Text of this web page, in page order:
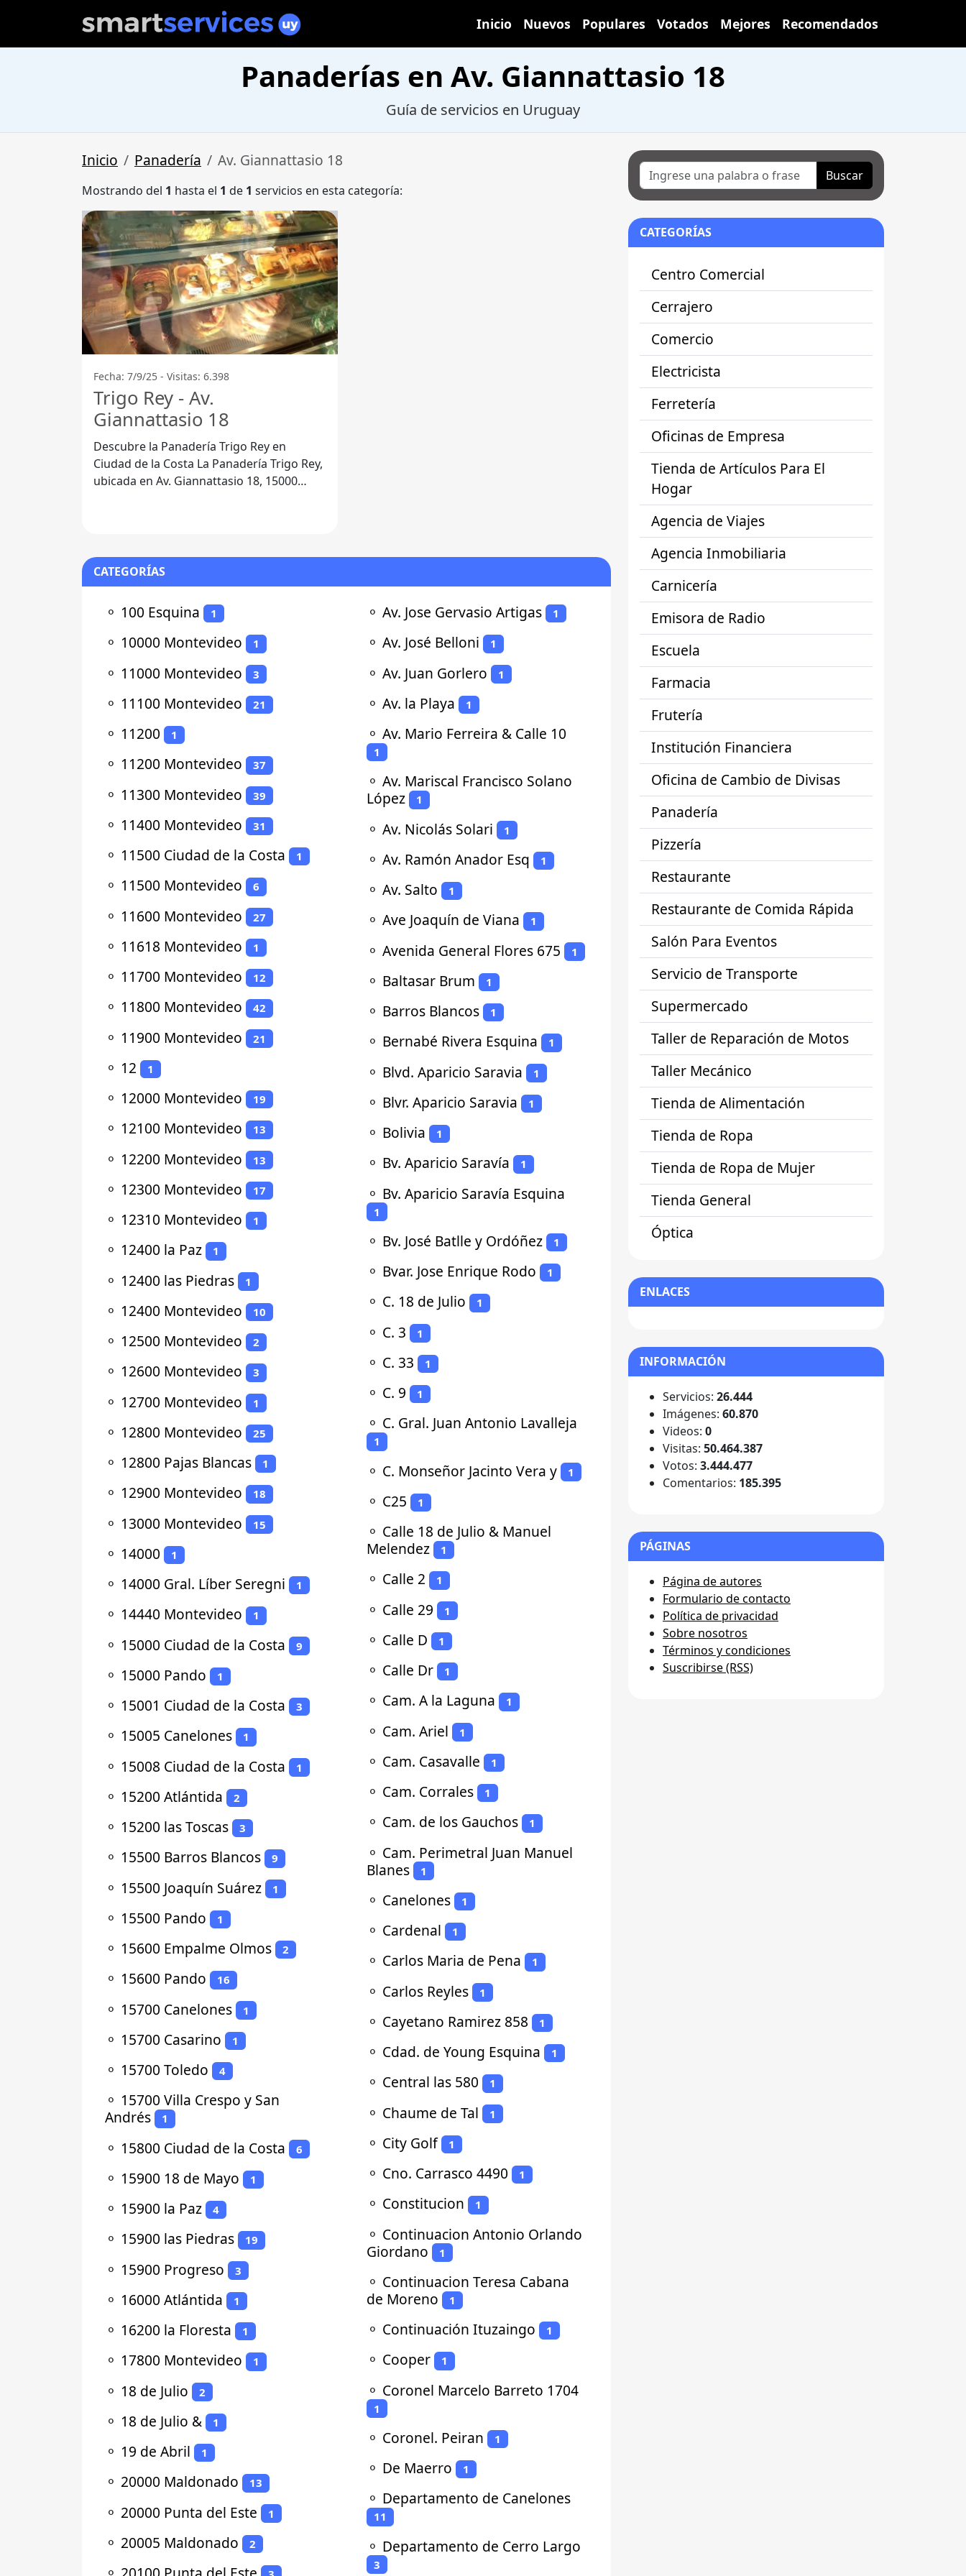
Inicio Nuevos Populares Votados Mejores Recomendados
Panaderías en Av. Giannattasio 18
Guía de servicios en Uruguay
Inicio Panadería Av. Giannattasio 18
Mostrando del 1 hasta el 1 de 1 servicios en esta categoría:
Fecha: 7/9/25 - Visitas: 6.398
Trigo Rey - Av.
Giannattasio 18
Descubre la Panadería Trigo Rey en
Ciudad de la Costa La Panadería Trigo Rey,
ubicada en Av. Giannattasio 18, 15000
CATEGORÍAS
⚬ 100 Esquina 1
⚬ 10000 Montevideo 1
⚬ 11000 Montevideo 3
⚬ 11100 Montevideo 21
⚬ 11200 1
⚬ 11200 Montevideo 37
⚬ 11300 Montevideo 39
⚬ 11400 Montevideo 31
⚬ 11500 Ciudad de la Costa 1
⚬ 11500 Montevideo 6
⚬ 11600 Montevideo 27
⚬ 11618 Montevideo 1
⚬ 11700 Montevideo 12
⚬ 11800 Montevideo 42
⚬ 11900 Montevideo 21
⚬ 12 1
⚬ 12000 Montevideo 19
⚬ 12100 Montevideo 13
⚬ 12200 Montevideo 13
⚬ 12300 Montevideo 17
⚬ 12310 Montevideo 1
⚬ 12400 la Paz 1
⚬ 12400 las Piedras 1
⚬ 12400 Montevideo 10
⚬ 12500 Montevideo 2
⚬ 12600 Montevideo 3
⚬ 12700 Montevideo 1
⚬ 12800 Montevideo 25
⚬ 12800 Pajas Blancas 1
⚬ 12900 Montevideo 18
⚬ 13000 Montevideo 15
⚬ 14000 1
⚬ 14000 Gral. Líber Seregni 1
⚬ 14440 Montevideo 1
⚬ 15000 Ciudad de la Costa 9
⚬ 15000 Pando 1
⚬ 15001 Ciudad de la Costa 3
⚬ 15005 Canelones 1
⚬ 15008 Ciudad de la Costa 1
⚬ 15200 Atlántida 2
⚬ 15200 las Toscas 3
⚬ 15500 Barros Blancos 9
⚬ 15500 Joaquín Suárez 1
⚬ 15500 Pando 1
⚬ 15600 Empalme Olmos 2
⚬ 15600 Pando 16
⚬ 15700 Canelones 1
⚬ 15700 Casarino 1
⚬ 15700 Toledo 4
⚬ 15700 Villa Crespo y San
Andrés
1
⚬ 15800 Ciudad de la Costa 6
⚬ 15900 18 de Mayo 1
⚬ 15900 la Paz 4
⚬ 15900 las Piedras 19
⚬ 15900 Progreso 3
⚬ 16000 Atlántida 1
⚬ 16200 la Floresta 1
⚬ 17800 Montevideo 1
⚬ 18 de Julio 2
⚬ 18 de Julio & 1
⚬ 19 de Abril 1
⚬ 20000 Maldonado 13
⚬ 20000 Punta del Este 1
⚬ 20005 Maldonado 2
⚬ Av. Jose Gervasio Artigas 1
⚬ Av. José Belloni 1
⚬ Av. Juan Gorlero 1
⚬ Av. la Playa 1
⚬ Av. Mario Ferreira & Calle 10
1
⚬ Av. Mariscal Francisco Solano
López
1
⚬ Av. Nicolás Solari 1
⚬ Av. Ramón Anador Esq 1
⚬ Av. Salto 1
⚬ Ave Joaquín de Viana 1
⚬ Avenida General Flores 675 1
⚬ Baltasar Brum 1
⚬ Barros Blancos 1
⚬ Bernabé Rivera Esquina 1
⚬ Blvd. Aparicio Saravia 1
⚬ Blvr. Aparicio Saravia 1
⚬ Bolivia 1
⚬ Bv. Aparicio Saravía 1
⚬ Bv. Aparicio Saravía Esquina
1
⚬ Bv. José Batlle y Ordóñez 1
⚬ Bvar. Jose Enrique Rodo 1
⚬ C. 18 de Julio 1
⚬ C. 3 1
⚬ C. 33 1
⚬ C. 9 1
⚬ C. Gral. Juan Antonio Lavalleja
1
⚬ C. Monseñor Jacinto Vera y 1
⚬ C25 1
⚬ Calle 18 de Julio & Manuel
Melendez
1
⚬ Calle 2 1
⚬ Calle 29 1
⚬ Calle D 1
⚬ Calle Dr 1
⚬ Cam. A la Laguna 1
⚬ Cam. Ariel 1
⚬ Cam. Casavalle 1
⚬ Cam. Corrales 1
⚬ Cam. de los Gauchos 1
⚬ Cam. Perimetral Juan Manuel
Blanes
1
⚬ Canelones 1
⚬ Cardenal 1
⚬ Carlos Maria de Pena 1
⚬ Carlos Reyles 1
⚬ Cayetano Ramirez 858 1
⚬ Cdad. de Young Esquina 1
⚬ Central las 580 1
⚬ Chaume de Tal 1
⚬ City Golf 1
⚬ Cno. Carrasco 4490 1
⚬ Constitucion 1
⚬ Continuacion Antonio Orlando
Giordano
1
⚬ Continuacion Teresa Cabana
de Moreno
1
⚬ Continuación Ituzaingo 1
⚬ Cooper 1
⚬ Coronel Marcelo Barreto 1704
1
⚬ Coronel. Peiran 1
⚬ De Maerro 1
⚬ Departamento de Canelones
11
⚬ Departamento de Cerro Largo
3
Buscar
CATEGORÍAS
Centro Comercial
Cerrajero
Comercio
Electricista
Ferretería
Oficinas de Empresa
Tienda de Artículos Para El
Hogar
Agencia de Viajes
Agencia Inmobiliaria
Carnicería
Emisora de Radio
Escuela
Farmacia
Frutería
Institución Financiera
Oficina de Cambio de Divisas
Panadería
Pizzería
Restaurante
Restaurante de Comida Rápida
Salón Para Eventos
Servicio de Transporte
Supermercado
Taller de Reparación de Motos
Taller Mecánico
Tienda de Alimentación
Tienda de Ropa
Tienda de Ropa de Mujer
Tienda General
Óptica
ENLACES
INFORMACIÓN
Servicios: 26.444
Imágenes: 60.870
Videos: 0
Visitas: 50.464.387
Votos: 3.444.477
Comentarios: 185.395
PÁGINAS
Página de autores
Formulario de contacto
Política de privacidad
Sobre nosotros
Términos y condiciones
Suscribirse (RSS)